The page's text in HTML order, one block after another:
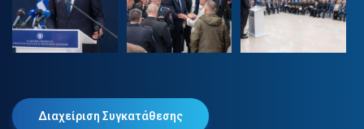
Διαχείριση Συγκατάθεσης